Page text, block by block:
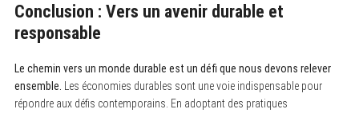
Conclusion : Vers un avenir durable et
responsable
Le chemin vers un monde durable est un défi que nous devons relever
ensemble.
Les économies durables sont une voie indispensable pour
répondre aux défis contemporains. En adoptant des pratiques